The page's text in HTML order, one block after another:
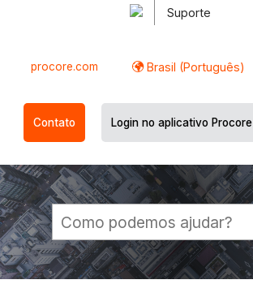
Suporte
procore.com Brasil (Português)
Contato Login no aplicativo Procore